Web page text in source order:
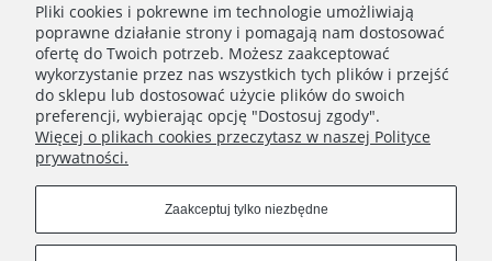
POMOC I INFORMACJE
INFORMACJE O ZAMÓWIENIU
Pliki cookies i pokrewne im technologie umożliwiają
poprawne działanie strony i pomagają nam dostosować
ofertę do Twoich potrzeb. Możesz zaakceptować
wykorzystanie przez nas wszystkich tych plików i przejść
do sklepu lub dostosować użycie plików do swoich
preferencji, wybierając opcję "Dostosuj zgody".
Więcej o plikach cookies przeczytasz w naszej Polityce
prywatności.
Zaakceptuj tylko niezbędne